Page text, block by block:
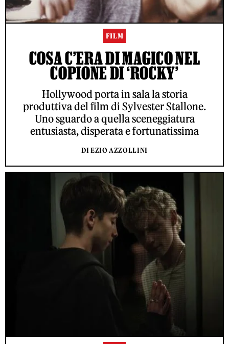
FILM
COSA C’ERA DI MAGICO NEL
COPIONE DI ‘ROCKY’
Hollywood porta in sala la storia
produttiva del film di Sylvester Stallone.
Uno sguardo a quella sceneggiatura
entusiasta, disperata e fortunatissima
DI EZIO AZZOLLINI